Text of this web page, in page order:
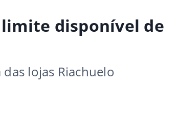
disponível de
lojas Riachuelo